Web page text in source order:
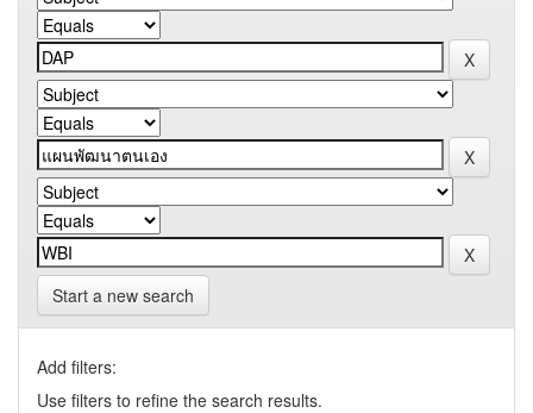
Start a new search
Add filters:
Use filters to refine the search results.